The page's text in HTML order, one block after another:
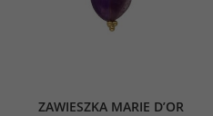
ZAWIESZKA MARIE D’OR